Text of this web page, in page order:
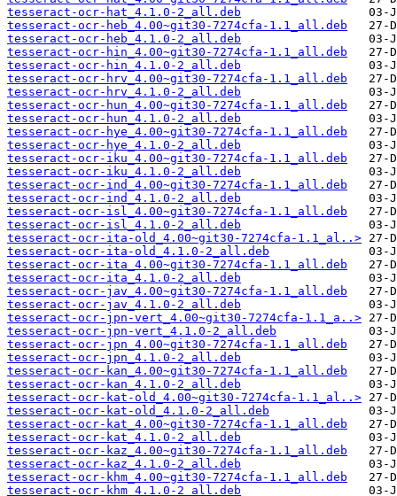
tesseract-ocr-hat_4.1.0-2_all.deb
tesseract-ocr-heb_4.00~git30-7274cfa-1.1_all.deb
tesseract-ocr-heb_4.1.0-2_all.deb
tesseract-ocr-hin_4.00~git30-7274cfa-1.1_all.deb
tesseract-ocr-hin_4.1.0-2_all.deb
tesseract-ocr-hrv_4.00~git30-7274cfa-1.1_all.deb
tesseract-ocr-hrv_4.1.0-2_all.deb
tesseract-ocr-hun_4.00~git30-7274cfa-1.1_all.deb
tesseract-ocr-hun_4.1.0-2_all.deb
tesseract-ocr-hye_4.00~git30-7274cfa-1.1_all.deb
tesseract-ocr-hye_4.1.0-2_all.deb
tesseract-ocr-iku_4.00~git30-7274cfa-1.1_all.deb
tesseract-ocr-iku_4.1.0-2_all.deb
tesseract-ocr-ind_4.00~git30-7274cfa-1.1_all.deb
tesseract-ocr-ind_4.1.0-2_all.deb
tesseract-ocr-isl_4.00~git30-7274cfa-1.1_all.deb
tesseract-ocr-isl_4.1.0-2_all.deb
tesseract-ocr-ita-old_4.00~git30-7274cfa-1.1_al..>
tesseract-ocr-ita-old_4.1.0-2_all.deb
tesseract-ocr-ita_4.00~git30-7274cfa-1.1_all.deb
tesseract-ocr-ita_4.1.0-2_all.deb
tesseract-ocr-jav_4.00~git30-7274cfa-1.1_all.deb
tesseract-ocr-jav_4.1.0-2_all.deb
tesseract-ocr-jpn-vert_4.00~git30-7274cfa-1.1_a..>
tesseract-ocr-jpn-vert_4.1.0-2_all.deb
tesseract-ocr-jpn_4.00~git30-7274cfa-1.1_all.deb
tesseract-ocr-jpn_4.1.0-2_all.deb
tesseract-ocr-kan_4.00~git30-7274cfa-1.1_all.deb
tesseract-ocr-kan_4.1.0-2_all.deb
tesseract-ocr-kat-old_4.00~git30-7274cfa-1.1_al..>
tesseract-ocr-kat-old_4.1.0-2_all.deb
tesseract-ocr-kat_4.00~git30-7274cfa-1.1_all.deb
tesseract-ocr-kat_4.1.0-2_all.deb
tesseract-ocr-kaz_4.00~git30-7274cfa-1.1_all.deb
tesseract-ocr-kaz_4.1.0-2_all.deb
tesseract-ocr-khm_4.00~git30-7274cfa-1.1_all.deb
tesseract-ocr-khm_4.1.0-2_all.deb